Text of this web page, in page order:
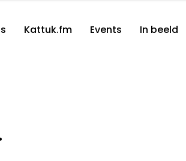
Kattuk.fm Events In beeld